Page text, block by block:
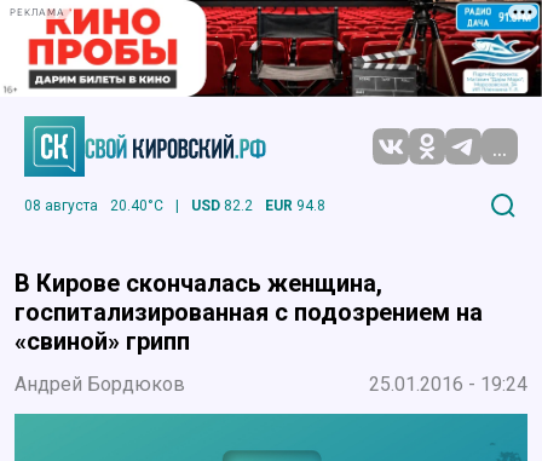
РЕКЛАМА
...
08 августа 20.40°C | USD 82.2 EUR 94.8
В Кирове скончалась женщина,
госпитализированная с подозрением на
«свиной» грипп
Андрей Бордюков 25.01.2016 - 19:24